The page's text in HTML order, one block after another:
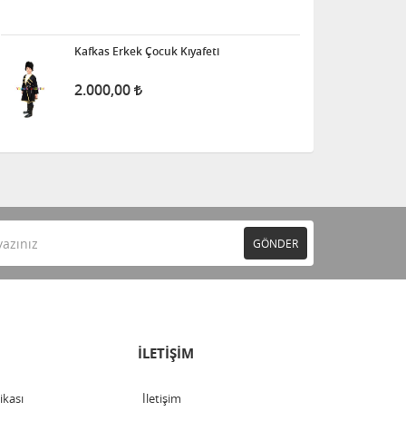
Kafkas Erkek Çocuk Kıyafeti
2.000,00
GÖNDER
İLETİŞİM
İletişim